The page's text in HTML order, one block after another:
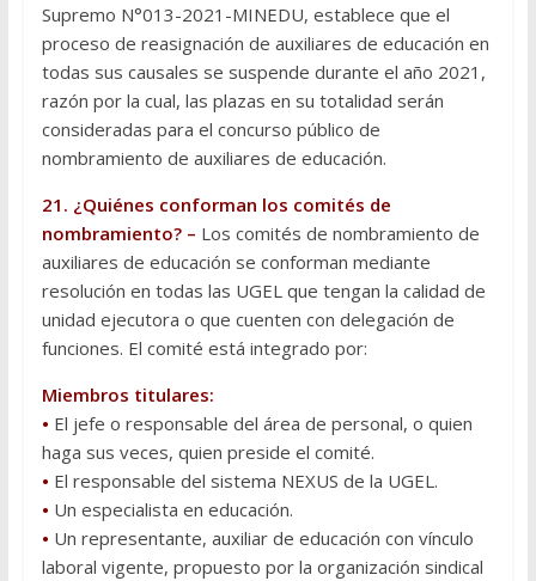
Supremo N°013-2021-MINEDU, establece que el
proceso de reasignación de auxiliares de educación en
todas sus causales se suspende durante el año 2021,
razón por la cual, las plazas en su totalidad serán
consideradas para el concurso público de
nombramiento de auxiliares de educación.
21. ¿Quiénes conforman los comités de
nombramiento? – Los comités de nombramiento de
auxiliares de educación se conforman mediante
resolución en todas las UGEL que tengan la calidad de
unidad ejecutora o que cuenten con delegación de
funciones. El comité está integrado por:
Miembros titulares:
• El jefe o responsable del área de personal, o quien
haga sus veces, quien preside el comité.
• El responsable del sistema NEXUS de la UGEL.
• Un especialista en educación.
• Un representante, auxiliar de educación con vínculo
laboral vigente, propuesto por la organización sindical